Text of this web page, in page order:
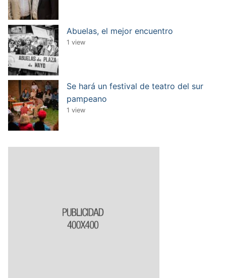
Abuelas, el mejor encuentro
1 view
Se hará un festival de teatro del sur
pampeano
1 view